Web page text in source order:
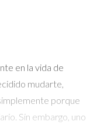
en la vida de
mudarte,
porque
Sin embargo, uno